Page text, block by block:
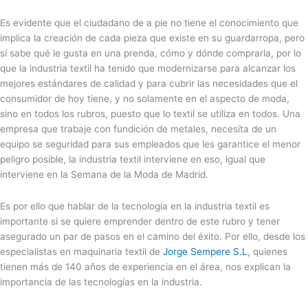
Es evidente que el ciudadano de a pie no tiene el conocimiento que
implica la creación de cada pieza que existe en su guardarropa, pero
sí sabe qué le gusta en una prenda, cómo y dónde comprarla, por lo
que la industria textil ha tenido que modernizarse para alcanzar los
mejores estándares de calidad y para cubrir las necesidades que el
consumidor de hoy tiene, y no solamente en el aspecto de moda,
sino en todos los rubros, puesto que lo textil se utiliza en todos. Una
empresa que trabaje con fundición de metales, necesita de un
equipo se seguridad para sus empleados que les garantice el menor
peligro posible, la industria textil interviene en eso, igual que
interviene en la Semana de la Moda de Madrid.
Es por ello que hablar de la tecnología en la industria textil es
importante si se quiere emprender dentro de este rubro y tener
asegurado un par de pasos en el camino del éxito. Por ello, desde los
especialistas en maquinaria textil de Jorge Sempere S.L , quienes
tienen más de 140 años de experiencia en el área, nos explican la
importancia de las tecnologías en la industria.